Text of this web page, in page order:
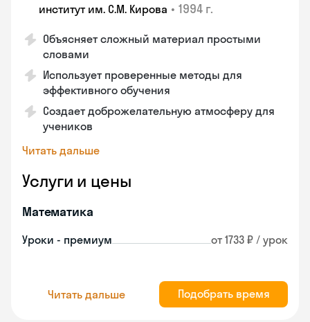
институт им. С.М. Кирова • 1994 г.
Объясняет сложный материал простыми
словами
Использует проверенные методы для
эффективного обучения
Создает доброжелательную атмосферу для
учеников
Читать дальше
Услуги и цены
Математика
Уроки - премиум от 1733 ₽ / урок
Читать дальше Подобрать время